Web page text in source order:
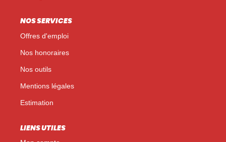
NOS SERVICES
Offres d'emploi
Nos honoraires
Nos outils
Mentions légales
Estimation
LIENS UTILES